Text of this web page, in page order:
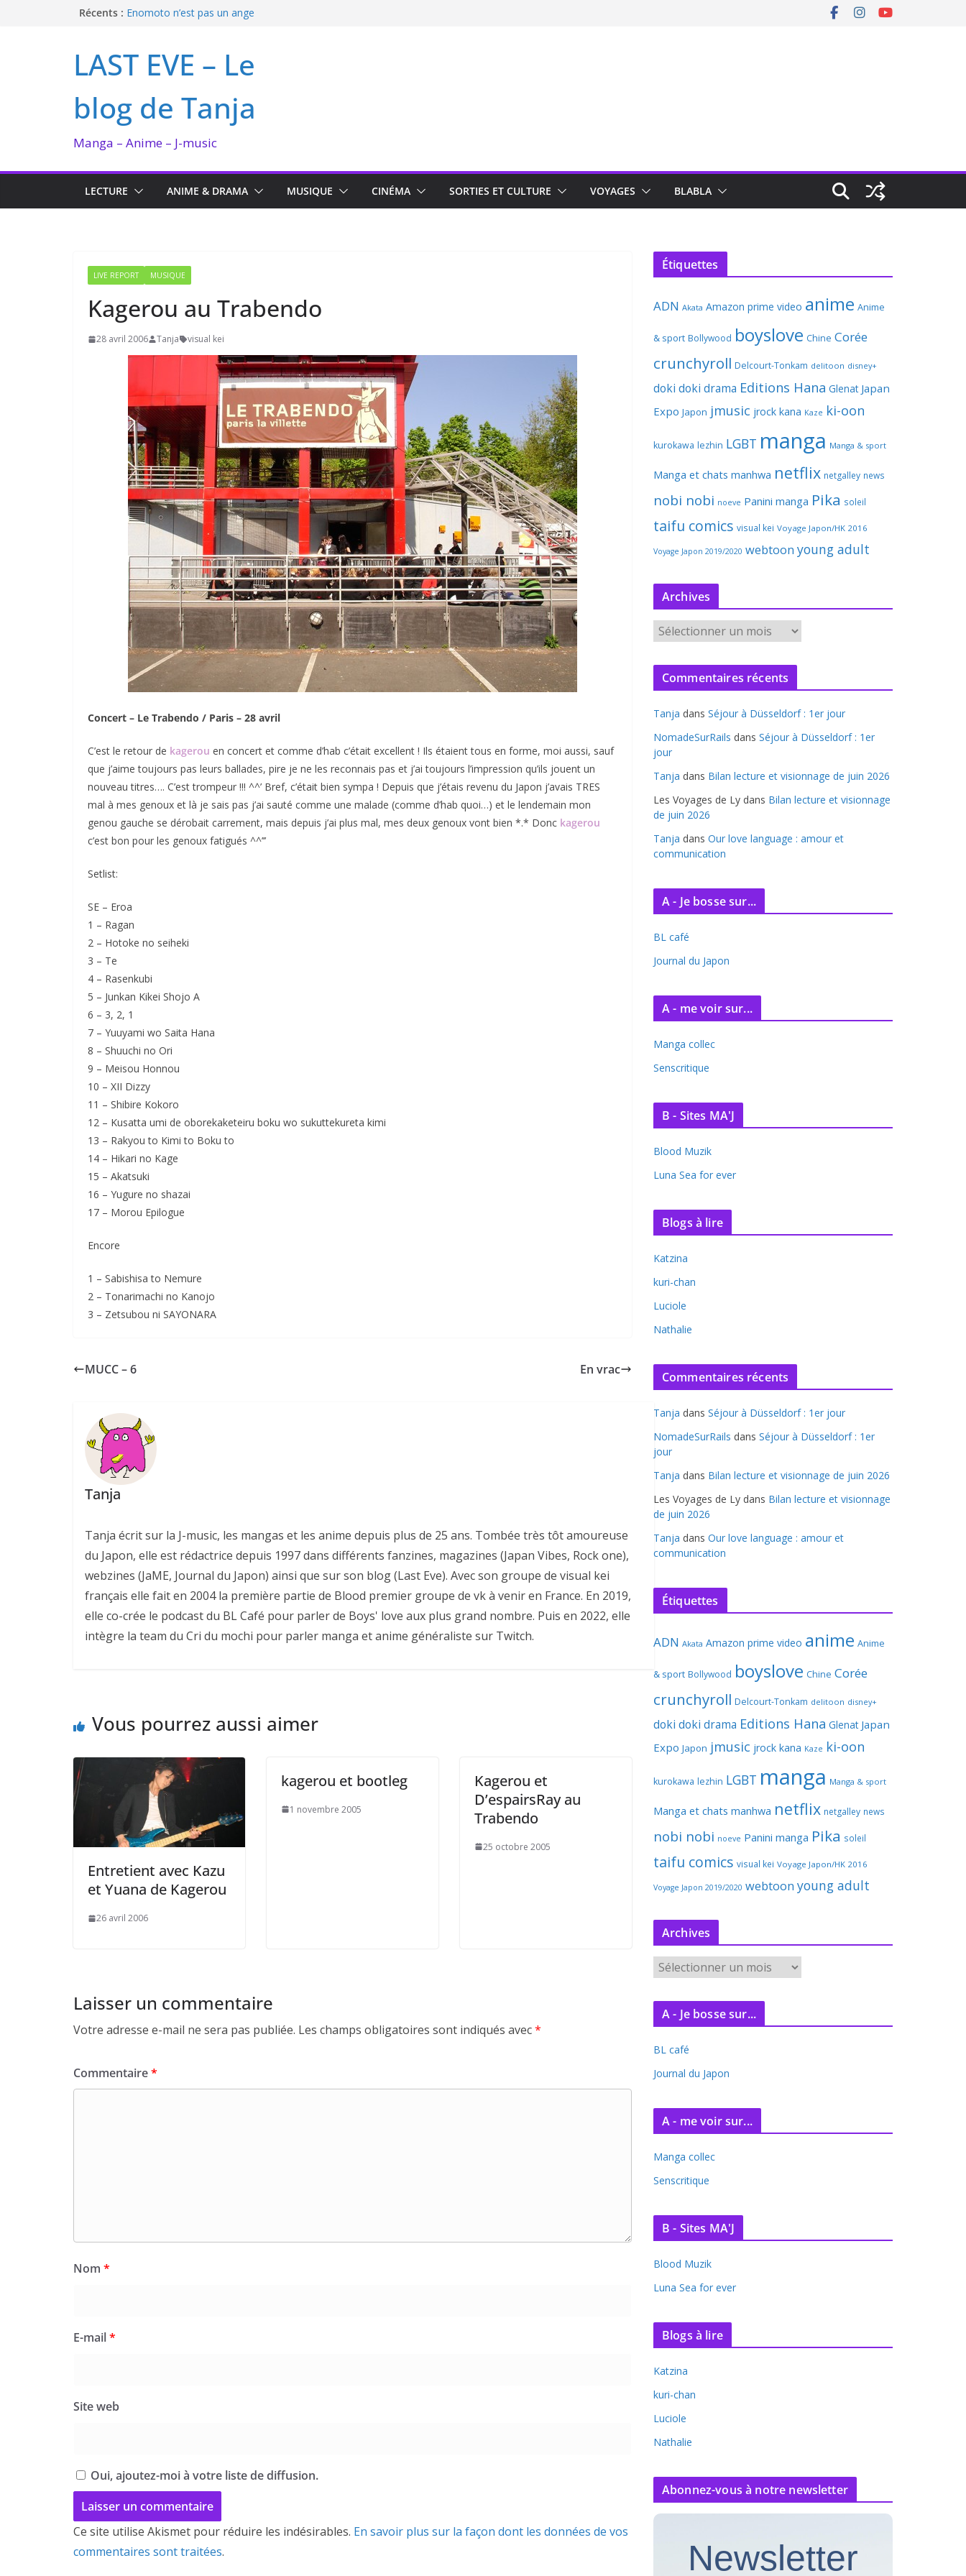
Récents : Enomoto n’est pas un ange
Ma collection BANANA FISH
I’m not in love de Zeniko Sumiya
LAST EVE – Le
blog de Tanja
Manga – Anime – J-music
LECTURE ANIME & DRAMA MUSIQUE CINÉMA SORTIES ET CULTURE VOYAGES BLABLA
LIVE REPORT MUSIQUE
Kagerou au Trabendo
28 avril 2006 Tanja visual kei
Concert – Le Trabendo / Paris – 28 avril
C’est le retour de kagerou en concert et comme d’hab c’était excellent ! Ils étaient tous en forme, moi aussi, sauf
que j’aime toujours pas leurs ballades, pire je ne les reconnais pas et j’ai toujours l’impression qu’ils jouent un
nouveau titres…. C’est trompeur !!! ^^’ Bref, c’était bien sympa ! Depuis que j’étais revenu du Japon j’avais TRES
mal à mes genoux et là je sais pas j’ai sauté comme une malade (comme d’hab quoi…) et le lendemain mon
genou gauche se dérobait carrement, mais depuis j’ai plus mal, mes deux genoux vont bien *.* Donc kagerou
c’est bon pour les genoux fatigués ^^’’’
Setlist:
SE – Eroa
1 – Ragan
2 – Hotoke no seiheki
3 – Te
4 – Rasenkubi
5 – Junkan Kikei Shojo A
6 – 3, 2, 1
7 – Yuuyami wo Saita Hana
8 – Shuuchi no Ori
9 – Meisou Honnou
10 – XII Dizzy
11 – Shibire Kokoro
12 – Kusatta umi de oborekaketeiru boku wo sukuttekureta kimi
13 – Rakyou to Kimi to Boku to
14 – Hikari no Kage
15 – Akatsuki
16 – Yugure no shazai
17 – Morou Epilogue
Encore
1 – Sabishisa to Nemure
2 – Tonarimachi no Kanojo
3 – Zetsubou ni SAYONARA
MUCC – 6 En vrac
Tanja
Tanja écrit sur la J-music, les mangas et les anime depuis plus de 25 ans. Tombée très tôt amoureuse
du Japon, elle est rédactrice depuis 1997 dans différents fanzines, magazines (Japan Vibes, Rock one),
webzines (JaME, Journal du Japon) ainsi que sur son blog (Last Eve). Avec son groupe de visual kei
français elle fait en 2004 la première partie de Blood premier groupe de vk à venir en France. En 2019,
elle co-crée le podcast du BL Café pour parler de Boys' love aux plus grand nombre. Puis en 2022, elle
intègre la team du Cri du mochi pour parler manga et anime généraliste sur Twitch.
Vous pourrez aussi aimer
Entretient avec Kazu
et Yuana de Kagerou
26 avril 2006
kagerou et bootleg
1 novembre 2005
Kagerou et
D’espairsRay au
Trabendo
25 octobre 2005
Laisser un commentaire
Votre adresse e-mail ne sera pas publiée. Les champs obligatoires sont indiqués avec*
Commentaire*
Nom *
E-mail*
Site web
Oui, ajoutez-moi à votre liste de diffusion.
Ce site utilise Akismet pour réduire les indésirables. En savoir plus sur la façon dont les données de vos
commentaires sont traitées.
Étiquettes
ADN Akata Amazon prime video anime Anime
& sport Bollywood boyslove Chine Corée
crunchyroll Delcourt-Tonkam delitoon disney+
doki doki drama Editions Hana Glenat Japan
Expo Japon jmusic jrock kana Kaze ki-oon
kurokawa lezhin LGBT manga Manga & sport
Manga et chats manhwa netflix netgalley news
nobi nobi noeve Panini manga Pika soleil
taifu comics visual kei Voyage Japon/HK 2016
Voyage Japon 2019/2020 webtoon young adult
Archives
r
c
v
e
s
Commentaires récents
Tanja dans Séjour à Düsseldorf : 1er jour
NomadeSurRails dans Séjour à Düsseldorf : 1er
jour
Tanja dans Bilan lecture et visionnage de juin 2026
Les Voyages de Ly dans Bilan lecture et visionnage
de juin 2026
Tanja dans Our love language : amour et
communication
A - Je bosse sur...
BL café
Journal du Japon
A - me voir sur...
Manga collec
Senscritique
B - Sites MA'J
Blood Muzik
Luna Sea for ever
Blogs à lire
Katzina
kuri-chan
Luciole
Nathalie
Commentaires récents
Tanja dans Séjour à Düsseldorf : 1er jour
NomadeSurRails dans Séjour à Düsseldorf : 1er
jour
Tanja dans Bilan lecture et visionnage de juin 2026
Les Voyages de Ly dans Bilan lecture et visionnage
de juin 2026
Tanja dans Our love language : amour et
communication
Étiquettes
ADN Akata Amazon prime video anime Anime
& sport Bollywood boyslove Chine Corée
crunchyroll Delcourt-Tonkam delitoon disney+
doki doki drama Editions Hana Glenat Japan
Expo Japon jmusic jrock kana Kaze ki-oon
kurokawa lezhin LGBT manga Manga & sport
Manga et chats manhwa netflix netgalley news
nobi nobi noeve Panini manga Pika soleil
taifu comics visual kei Voyage Japon/HK 2016
Voyage Japon 2019/2020 webtoon young adult
Archives
r
c
v
e
A - Je bosse sur...
BL café
Journal du Japon
A - me voir sur...
Manga collec
Senscritique
B - Sites MA'J
Blood Muzik
Luna Sea for ever
Blogs à lire
Katzina
kuri-chan
Luciole
Nathalie
Abonnez-vous à notre newsletter
Newsletter